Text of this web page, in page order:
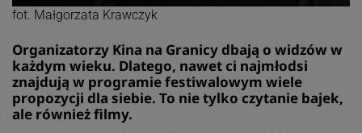
fot. Małgorzata Krawczyk
Organizatorzy Kina na Granicy dbają o widzów w
każdym wieku. Dlatego, nawet ci najmłodsi
znajdują w programie festiwalowym wiele
propozycji dla siebie. To nie tylko czytanie bajek,
ale również filmy.